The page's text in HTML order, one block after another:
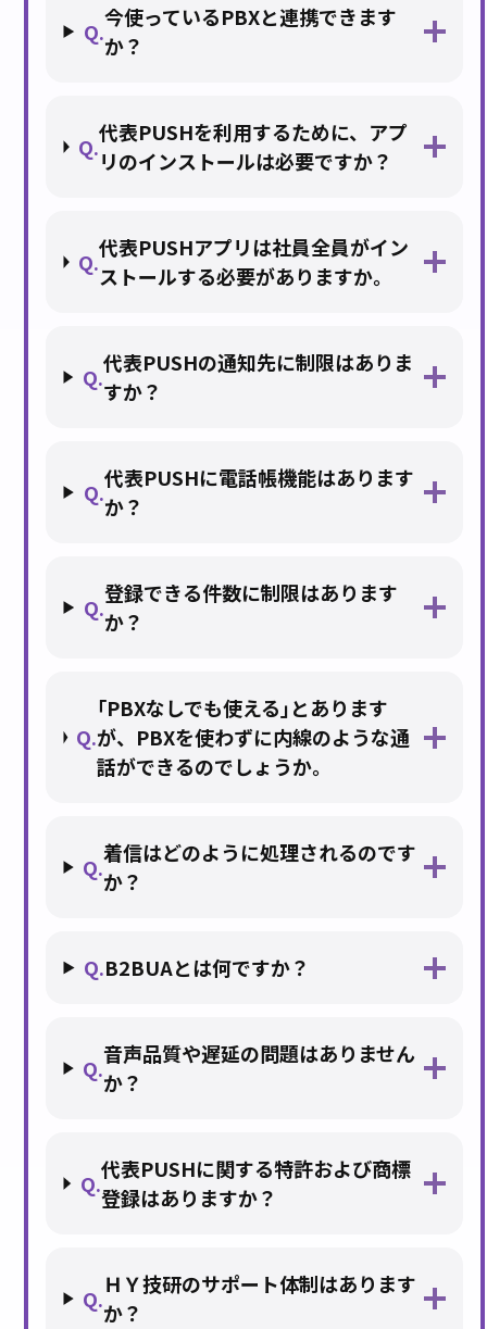
Q.
今使っているPBXと連携できます
か？
Q.
代表PUSHを利用するために、アプ
リのインストールは必要ですか？
Q.
代表PUSHアプリは社員全員がイン
ストールする必要がありますか。
Q.
代表PUSHの通知先に制限はありま
すか？
Q.
代表PUSHに電話帳機能はあります
か？
Q.
登録できる件数に制限はあります
か？
Q.
｢PBXなしでも使える｣とあります
が、PBXを使わずに内線のような通
話ができるのでしょうか。
Q.
着信はどのように処理されるのです
か？
Q.B2BUAとは何ですか？
Q.
音声品質や遅延の問題はありません
か？
Q.
代表PUSHに関する特許および商標
登録はありますか？
Q.
ＨＹ技研のサポート体制はあります
か？